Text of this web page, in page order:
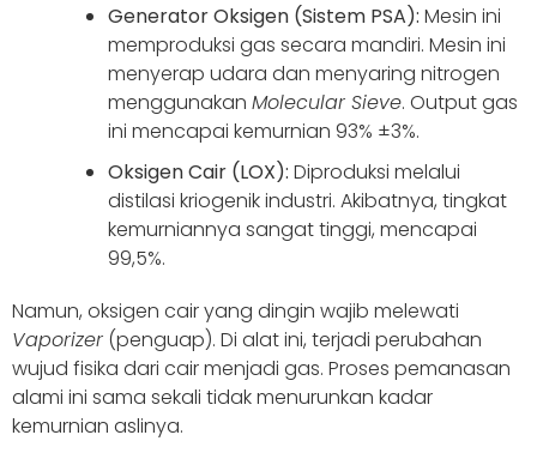
Generator Oksigen (Sistem PSA): Mesin ini
memproduksi gas secara mandiri. Mesin ini
menyerap udara dan menyaring nitrogen
menggunakan Molecular Sieve. Output gas
ini mencapai kemurnian 93% ±3%.
Oksigen Cair (LOX): Diproduksi melalui
distilasi kriogenik industri. Akibatnya, tingkat
kemurniannya sangat tinggi, mencapai
99,5%.
Namun, oksigen cair yang dingin wajib melewati
Vaporizer (penguap). Di alat ini, terjadi perubahan
wujud fisika dari cair menjadi gas. Proses pemanasan
alami ini sama sekali tidak menurunkan kadar
kemurnian aslinya.